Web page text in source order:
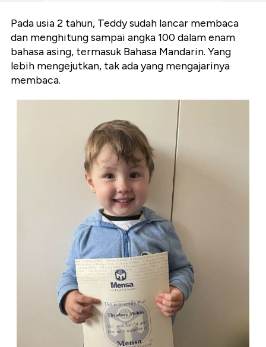
Pada usia 2 tahun, Teddy sudah lancar membaca
dan menghitung sampai angka 100 dalam enam
bahasa asing, termasuk Bahasa Mandarin. Yang
lebih mengejutkan, tak ada yang mengajarinya
membaca.